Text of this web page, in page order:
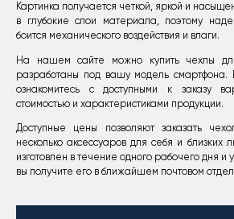
Картинка получается четкой, яркой и
в глубокие слои материала, поэтому
боится механического воздействия и влаги.
На нашем сайте можно купить чехлы
разработаны под вашу модель смартфона.
ознакомитесь с доступными к заказу
стоимостью и характеристиками продукции.
Доступные цены позволяют заказать
несколько аксессуаров для себя и близких
изготовлен в течение одного рабочего дня
вы получите его в ближайшем почтовом